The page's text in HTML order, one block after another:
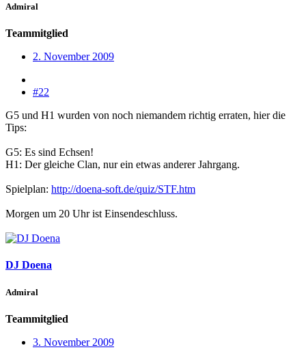
Admiral
Teammitglied
2. November 2009
#22
G5 und H1 wurden von noch niemandem richtig erraten, hier die
Tips:
G5: Es sind Echsen!
H1: Der gleiche Clan, nur ein etwas anderer Jahrgang.
Spielplan: http://doena-soft.de/quiz/STF.htm
Morgen um 20 Uhr ist Einsendeschluss.
DJ Doena
Admiral
Teammitglied
3. November 2009